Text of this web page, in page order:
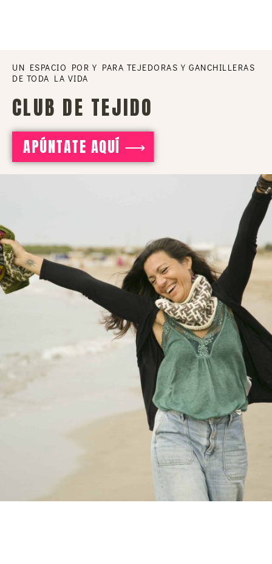
UN ESPACIO POR Y PARA TEJEDORAS Y GANCHILLERAS
DE TODA LA VIDA
CLUB DE TEJIDO
APÚNTATE AQUÍ ⟶